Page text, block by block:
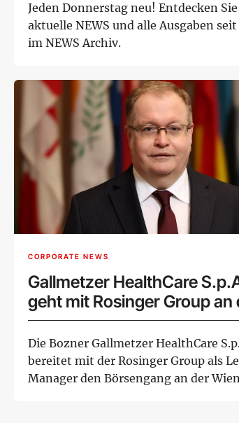
Jeden Donnerstag neu! Entdecken Sie
aktuelle NEWS und alle Ausgaben
im NEWS Archiv.
CORPORATE NEWS
Gallmetzer HealthCare
geht mit Rosinger Group an
Wiener Börse
Die Bozner Gallmetzer HealthCare
bereitet mit der Rosinger Group als
Manager den Börsengang an der